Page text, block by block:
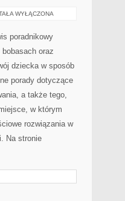
WYŁĄCZONA
poradnikowy
oraz
dziecka w sposób
porady dotyczące
a także tego,
w którym
rozwiązania w
Na stronie